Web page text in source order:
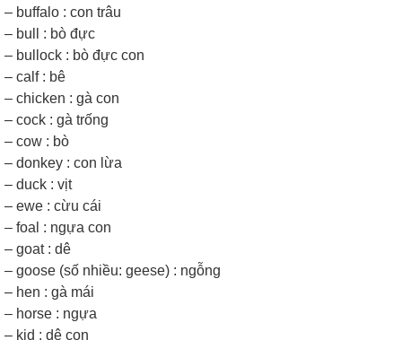
– buffalo : con trâu
– bull : bò đực
– bullock : bò đực con
– calf : bê
– chicken : gà con
– cock : gà trống
– cow : bò
– donkey : con lừa
– duck : vịt
– ewe : cừu cái
– foal : ngựa con
– goat : dê
– goose (số nhiều: geese) : ngỗng
– hen : gà mái
– horse : ngựa
– kid : dê con